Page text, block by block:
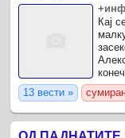
Кај
13 вести »